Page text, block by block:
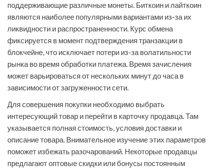
поддерживающие различные монеты. Биткоин и лайткоин
являются наиболее популярными вариантами из-за их
ликвидности и распространенности. Курс обмена
фиксируется в момент подтверждения транзакции в
блокчейне, что исключает потери из-за волатильности
рынка во время обработки платежа. Время зачисления
может варьироваться от нескольких минут до часа в
зависимости от загруженности сети.
Для совершения покупки необходимо выбрать
интересующий товар и перейти в карточку продавца. Там
указывается полная стоимость, условия доставки и
описание товара. Внимательное изучение этих параметров
поможет избежать разочарований. Некоторые продавцы
предлагают оптовые скидки или бонусы постоянным